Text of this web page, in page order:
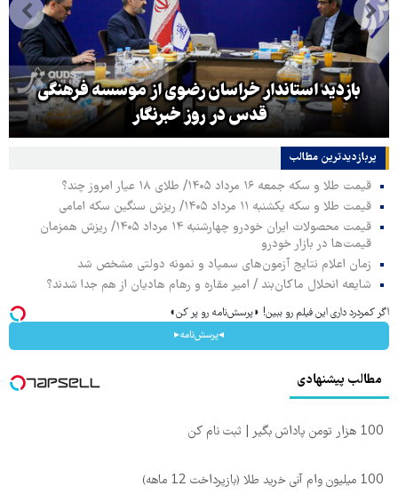
بازدید استاندار خراسان رضوی از موسسه فرهنگی
قدس در روز خبرنگار
پربازدیدترین‌ مطالب
قیمت طلا و سکه جمعه ۱۶ مرداد ۱۴۰۵/ طلای ۱۸ عیار امروز چند؟
قیمت طلا و سکه یکشنبه ۱۱ مرداد ۱۴۰۵/ ریزش سنگین سکه امامی
قیمت محصولات ایران خودرو چهارشنبه ۱۴ مرداد ۱۴۰۵/ ریزش همزمان
قیمت‌ها در بازار خودرو
زمان اعلام نتایج آزمون‌های سمپاد و نمونه دولتی مشخص شد
شایعه انحلال ماکان‌بند / امیر مقاره و رهام هادیان از هم جدا شدند؟
اگر کمردرد داری این فیلم رو ببین! ◗پرسش‌نامه رو پر کن◖
◂پرسش‌نامه▸
مطالب پیشنهادی
100 هزار تومن پاداش بگیر | ثبت نام کن
100 میلیون وام آنی خرید طلا (بازپرداخت 12 ماهه)